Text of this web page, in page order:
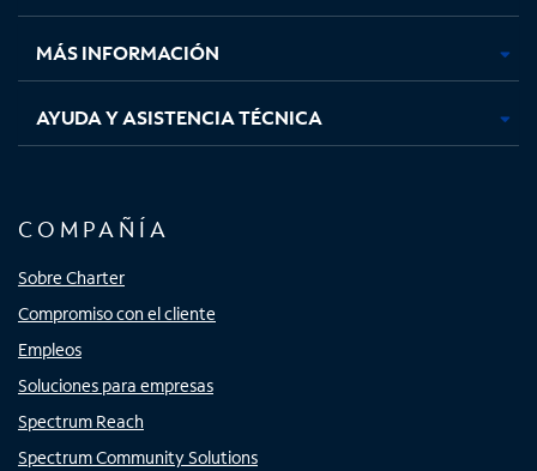
nuevanuevanuevanueva
MÁS INFORMACIÓN
AYUDA Y ASISTENCIA TÉCNICA
COMPAÑÍA
Sobre Charter
Compromiso con el cliente
Empleos
Soluciones para empresas
Spectrum Reach
Spectrum Community Solutions